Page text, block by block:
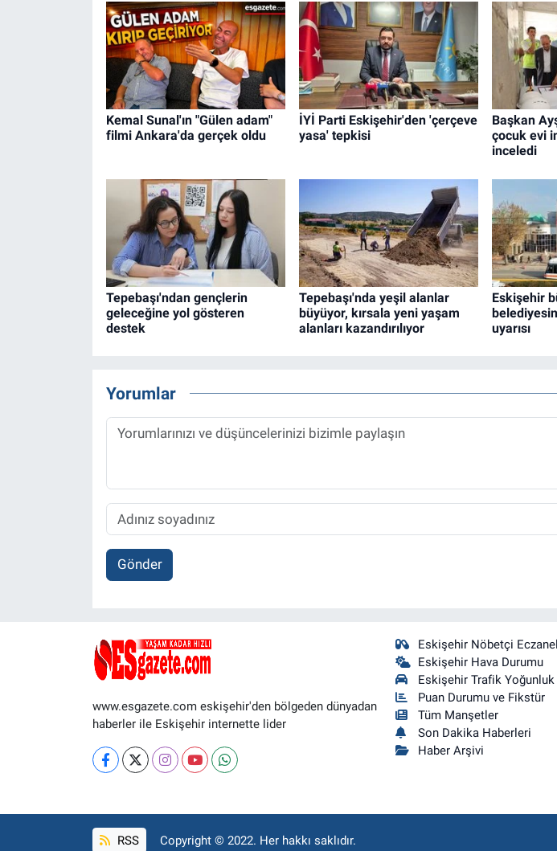
Kemal Sunal'ın "Gülen adam"
filmi Ankara'da gerçek oldu
İYİ Parti Eskişehir'den 'çerçeve
yasa' tepkisi
Başkan
çocuk evi
inceledi
Tepebaşı'ndan gençlerin
geleceğine yol gösteren
destek
Tepebaşı'nda yeşil alanlar
büyüyor, kırsala yeni yaşam
alanları kazandırılıyor
Eskişehir
uyarısı
Yorumlar
Gönder
www.esgazete.com eskişehir'den bölgeden dünyadan
haberler ile Eskişehir internette lider
Eskişehir Nöbetçi
Eskişehir Hava Durumu
Eskişehir Trafik Yoğunluk
Puan Durumu ve Fikstür
Tüm Manşetler
Son Dakika Haberleri
Haber Arşivi
RSS Copyright © 2022. Her hakkı saklıdır.